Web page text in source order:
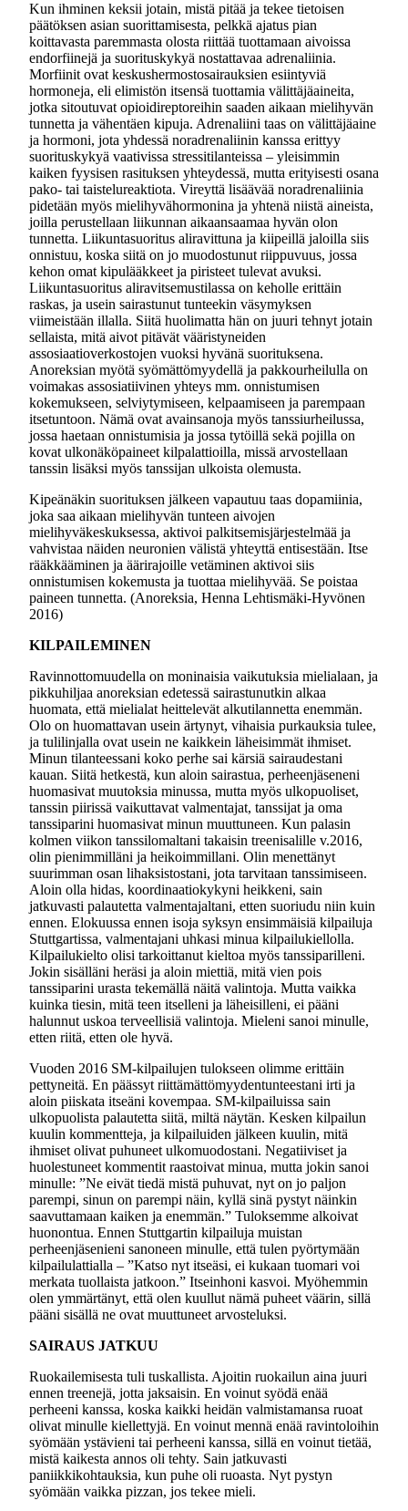
Kun ihminen keksii jotain, mistä pitää ja tekee tietoisen
päätöksen asian suorittamisesta, pelkkä ajatus pian
koittavasta paremmasta olosta riittää tuottamaan aivoissa
endorfiinejä ja suorituskykyä nostattavaa adrenaliinia.
Morfiinit ovat keskushermostosairauksien esiintyviä
hormoneja, eli elimistön itsensä tuottamia välittäjäaineita,
jotka sitoutuvat opioidireptoreihin saaden aikaan mielihyvän
tunnetta ja vähentäen kipuja. Adrenaliini taas on välittäjäaine
ja hormoni, jota yhdessä noradrenaliinin kanssa erittyy
suorituskykyä vaativissa stressitilanteissa – yleisimmin
kaiken fyysisen rasituksen yhteydessä, mutta erityisesti osana
pako- tai taistelureaktiota. Vireyttä lisäävää noradrenaliinia
pidetään myös mielihyvähormonina ja yhtenä niistä aineista,
joilla perustellaan liikunnan aikaansaamaa hyvän olon
tunnetta. Liikuntasuoritus aliravittuna ja kiipeillä jaloilla siis
onnistuu, koska siitä on jo muodostunut riippuvuus, jossa
kehon omat kipulääkkeet ja piristeet tulevat avuksi.
Liikuntasuoritus aliravitsemustilassa on keholle erittäin
raskas, ja usein sairastunut tunteekin väsymyksen
viimeistään illalla. Siitä huolimatta hän on juuri tehnyt jotain
sellaista, mitä aivot pitävät vääristyneiden
assosiaatioverkostojen vuoksi hyvänä suorituksena.
Anoreksian myötä syömättömyydellä ja pakkourheilulla on
voimakas assosiatiivinen yhteys mm. onnistumisen
kokemukseen, selviytymiseen, kelpaamiseen ja parempaan
itsetuntoon. Nämä ovat avainsanoja myös tanssiurheilussa,
jossa haetaan onnistumisia ja jossa tytöillä sekä pojilla on
kovat ulkonäköpaineet kilpalattioilla, missä arvostellaan
tanssin lisäksi myös tanssijan ulkoista olemusta.
Kipeänäkin suorituksen jälkeen vapautuu taas dopamiinia,
joka saa aikaan mielihyvän tunteen aivojen
mielihyväkeskuksessa, aktivoi palkitsemisjärjestelmää ja
vahvistaa näiden neuronien välistä yhteyttä entisestään. Itse
rääkkääminen ja äärirajoille vetäminen aktivoi siis
onnistumisen kokemusta ja tuottaa mielihyvää. Se poistaa
paineen tunnetta. (Anoreksia, Henna Lehtismäki-Hyvönen
2016)
KILPAILEMINEN
Ravinnottomuudella on moninaisia vaikutuksia mielialaan, ja
pikkuhiljaa anoreksian edetessä sairastunutkin alkaa
huomata, että mielialat heittelevät alkutilannetta enemmän.
Olo on huomattavan usein ärtynyt, vihaisia purkauksia tulee,
ja tulilinjalla ovat usein ne kaikkein läheisimmät ihmiset.
Minun tilanteessani koko perhe sai kärsiä sairaudestani
kauan. Siitä hetkestä, kun aloin sairastua, perheenjäseneni
huomasivat muutoksia minussa, mutta myös ulkopuoliset,
tanssin piirissä vaikuttavat valmentajat, tanssijat ja oma
tanssiparini huomasivat minun muuttuneen. Kun palasin
kolmen viikon tanssilomaltani takaisin treenisalille v.2016,
olin pienimmilläni ja heikoimmillani. Olin menettänyt
suurimman osan lihaksistostani, jota tarvitaan tanssimiseen.
Aloin olla hidas, koordinaatiokykyni heikkeni, sain
jatkuvasti palautetta valmentajaltani, etten suoriudu niin kuin
ennen. Elokuussa ennen isoja syksyn ensimmäisiä kilpailuja
Stuttgartissa, valmentajani uhkasi minua kilpailukiellolla.
Kilpailukielto olisi tarkoittanut kieltoa myös tanssiparilleni.
Jokin sisälläni heräsi ja aloin miettiä, mitä vien pois
tanssiparini urasta tekemällä näitä valintoja. Mutta vaikka
kuinka tiesin, mitä teen itselleni ja läheisilleni, ei pääni
halunnut uskoa terveellisiä valintoja. Mieleni sanoi minulle,
etten riitä, etten ole hyvä.
Vuoden 2016 SM-kilpailujen tulokseen olimme erittäin
pettyneitä. En päässyt riittämättömyydentunteestani irti ja
aloin piiskata itseäni kovempaa. SM-kilpailuissa sain
ulkopuolista palautetta siitä, miltä näytän. Kesken kilpailun
kuulin kommentteja, ja kilpailuiden jälkeen kuulin, mitä
ihmiset olivat puhuneet ulkomuodostani. Negatiiviset ja
huolestuneet kommentit raastoivat minua, mutta jokin sanoi
minulle: ”Ne eivät tiedä mistä puhuvat, nyt on jo paljon
parempi, sinun on parempi näin, kyllä sinä pystyt näinkin
saavuttamaan kaiken ja enemmän.” Tuloksemme alkoivat
huonontua. Ennen Stuttgartin kilpailuja muistan
perheenjäsenieni sanoneen minulle, että tulen pyörtymään
kilpailulattialla – ”Katso nyt itseäsi, ei kukaan tuomari voi
merkata tuollaista jatkoon.” Itseinhoni kasvoi. Myöhemmin
olen ymmärtänyt, että olen kuullut nämä puheet väärin, sillä
pääni sisällä ne ovat muuttuneet arvosteluksi.
SAIRAUS JATKUU
Ruokailemisesta tuli tuskallista. Ajoitin ruokailun aina juuri
ennen treenejä, jotta jaksaisin. En voinut syödä enää
perheeni kanssa, koska kaikki heidän valmistamansa ruoat
olivat minulle kiellettyjä. En voinut mennä enää ravintoloihin
syömään ystävieni tai perheeni kanssa, sillä en voinut tietää,
mistä kaikesta annos oli tehty. Sain jatkuvasti
paniikkikohtauksia, kun puhe oli ruoasta. Nyt pystyn
syömään vaikka pizzan, jos tekee mieli.